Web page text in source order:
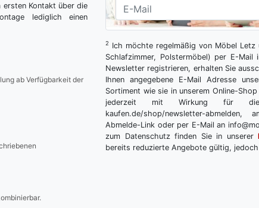
ersten Kontakt über die
lediglich einen
ab Verfügbarkeit der
2
Ich möchte regelmäßig von Möbel
Schlafzimmer, Polstermöbel) per E-
Newsletter registrieren, erhalten Sie
Ihnen angegebene E-Mail Adresse
Sortiment wie sie in unserem Online-
jederzeit mit Wirkung für die
kaufen.de/shop/newsletter-
Abmelde-Link oder per E-Mail an
zum Datenschutz finden Sie in unserer
bereits reduzierte Angebote gültig,